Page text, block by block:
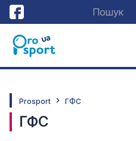
Prosport ГФС
ГФС